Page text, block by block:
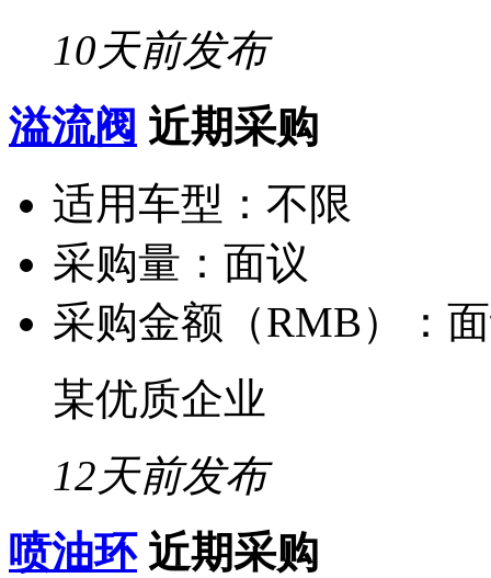
10天前发布
溢流阀 近期采购
适用车型： 不限
采购量： 面议
采购金额（RMB）：
某优质企业
12天前发布
喷油环 近期采购